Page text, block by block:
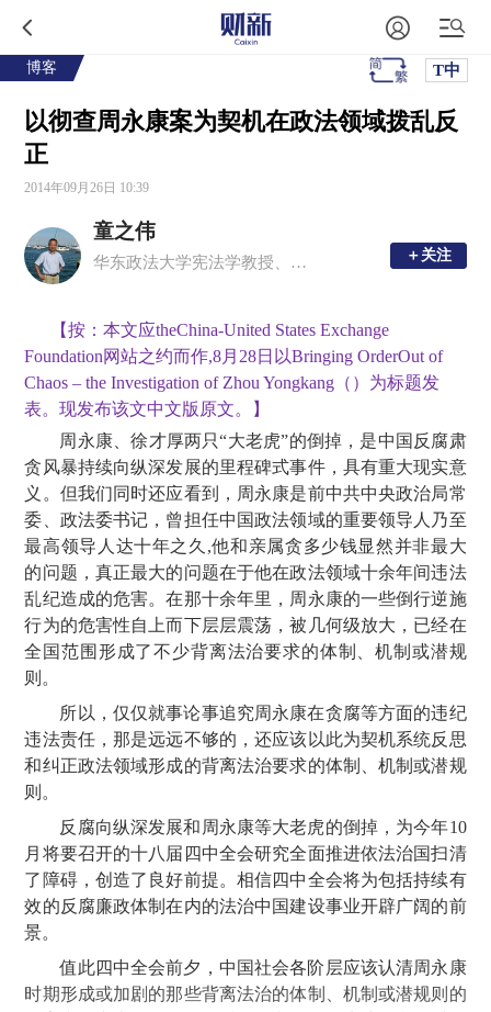
博客 T中
以彻查周永康案为契机在政法领域拨乱反
正
2014年09月26日 10:39
童之伟
华东政法大学宪法学教授、中国宪法学会副会长 ＋关注
＋关注
【按：本文应theChina-United States Exchange
Foundation网站之约而作,8月28日以Bringing OrderOut of
Chaos – the Investigation of Zhou Yongkang （ ）为标题发
表。现发布该文中文版原文。】
周永康、徐才厚两只“大老虎”的倒掉，是中国反腐肃
贪风暴持续向纵深发展的里程碑式事件，具有重大现实意
义。但我们同时还应看到，周永康是前中共中央政治局常
委、政法委书记，曾担任中国政法领域的重要领导人乃至
最高领导人达十年之久 ,他和亲属贪多少钱显然并非最大
的问题，真正最大的问题在于他在政法领域十余年间违法
乱纪造成的危害。在那十余年里，周永康的一些倒行逆施
行为的危害性自上而下层层震荡，被几何级放大，已经在
全国范围形成了不少背离法治要求的体制、机制或潜规
则。
所以，仅仅就事论事追究周永康在贪腐等方面的违纪
违法责任，那是远远不够的，还应该以此为契机系统反思
和纠正政法领域形成的背离法治要求的体制、机制或潜规
则。
反腐向纵深发展和周永康等大老虎的倒掉，为今年10
月将要召开的十八届四中全会研究全面推进依法治国扫清
了障碍，创造了良好前提。相信四中全会将为包括持续有
效的反腐廉政体制在内的法治中国建设事业开辟广阔的前
景。
值此四中全会前夕，中国社会各阶层应该认清周永康
时期形成或加剧的那些背离法治的体制、机制或潜规则的